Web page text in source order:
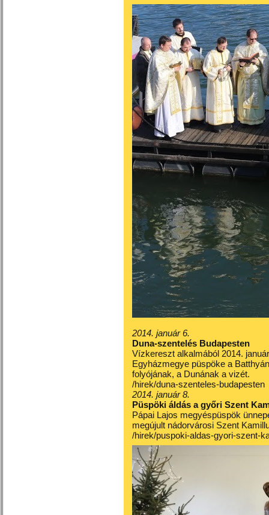
2014. január 6.
Duna-szentelés Budapesten
Vízkereszt alkalmából 2014.
Egyházmegye püspöke a
folyójának, a Dunának a vizét.
/hirek/duna-szenteles-budapesten
2014. január 8.
Püspöki áldás a győri Szent
Pápai Lajos megyéspüspök
megújult nádorvárosi Szent
/hirek/puspoki-aldas-gyori-szent-